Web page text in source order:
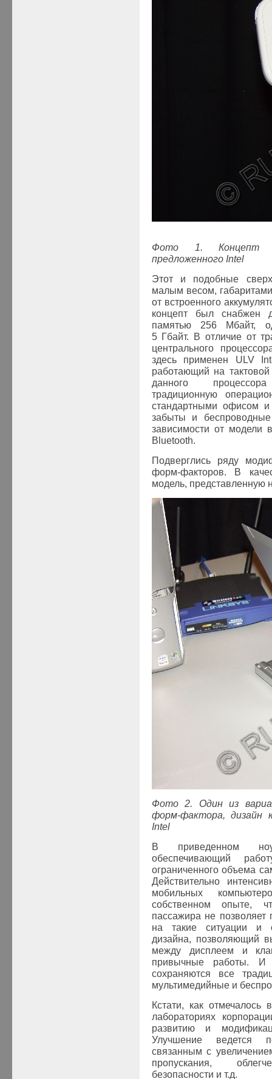
Фото 1. Концепт
предложенного Intel
Этот и подобные
малым весом,
от встроенного
концепт был снабжен
памятью 256 Мбайт,
5 Гбайт. В отличие от
центрального
здесь применен ULV
работающий на
данного
традиционную
стандартными офисом
забыты и
зависимости от модели
Bluetooth.
Подверглись ряду
форм-факторов. В
модель, представленную
Фото 2. Один из
форм-фактора, дизайн
Intel
В приведенном
обеспечивающий
ограниченного объема
Действительно
мобильных
собственном опыте,
пассажира не позволяет
на такие ситуации и
дизайна, позволяющий
между дисплеем и
привычные работы. И
сохраняются все
мультимедийные и
Кстати, как отмечалось
лабораториях
развитию и
Улучшение ведется
связанным с
пропускания,
безопасности и т.д.